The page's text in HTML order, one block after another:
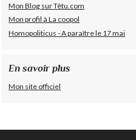
Mon Blog sur Têtu.com
Mon profil à La coopol
Homopoliticus - A paraître le 17 mai
En savoir plus
Mon site officiel